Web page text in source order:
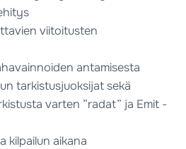
viitoitusten
antamisesta
tarkistusjuoksijat sekä
varten ”radat” ja Emit -
kilpailun aikana